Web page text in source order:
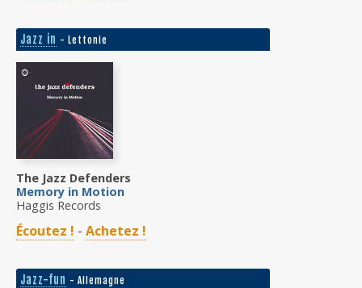
Jazz in - Lettonie
The Jazz Defenders
Memory in Motion
Haggis Records
Écoutez ! - Achetez !
Jazz-fun - Allemagne